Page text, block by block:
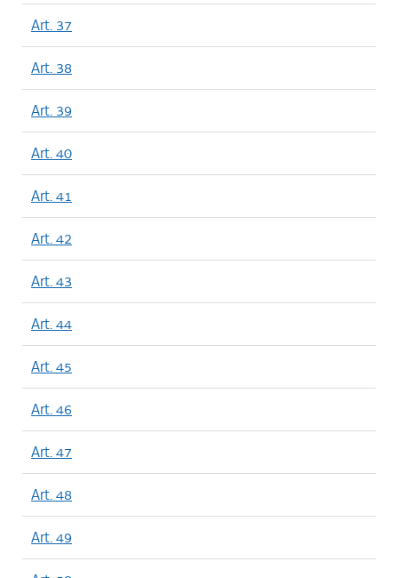
Art. 37
Art. 38
Art. 39
Art. 40
Art. 41
Art. 42
Art. 43
Art. 44
Art. 45
Art. 46
Art. 47
Art. 48
Art. 49